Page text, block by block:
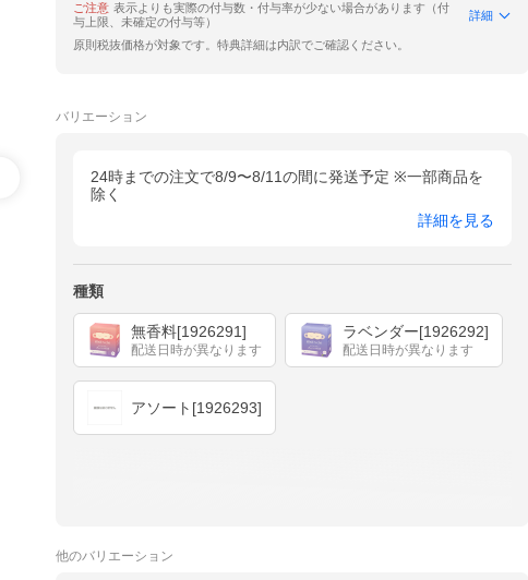
ご注意 表示よりも実際の付与数・付与率が少ない場合があります（付
与上限、未確定の付与等）
詳細
原則税抜価格が対象です。特典詳細は内訳でご確認ください。
バリエーション
24時までの注文で8/9〜8/11の間に発送予定 ※一部商品を
除く
詳細を見る
種類
無香料[1926291]
配送日時が異なります
ラベンダー[1926292]
配送日時が異なります
アソート[1926293]
他のバリエーション